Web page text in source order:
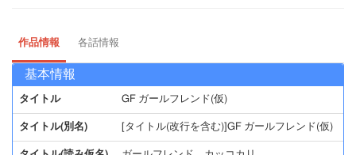
作品情報 各話情報
基本情報
タイトル GF ガールフレンド(仮)
タイトル(別名) [タイトル(改行を含む)]GF ガールフレンド(仮)